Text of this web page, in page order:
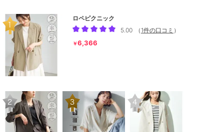
ロペピクニック
5.00
（ 1件の口コミ ）
￥6,366